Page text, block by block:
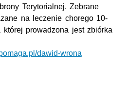
Terytorialnej. Zebrane
na leczenie chorego 10-
której prowadzona jest zbiórka
dawid-wrona